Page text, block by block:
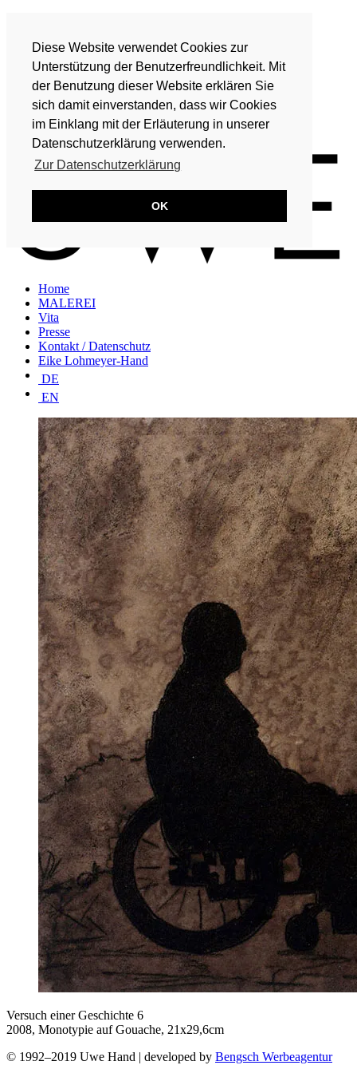
Diese Website verwendet Cookies zur
Unterstützung der Benutzerfreundlichkeit. Mit
der Benutzung dieser Website erklären Sie
sich damit einverstanden, dass wir Cookies
im Einklang mit der Erläuterung in unserer
Datenschutzerklärung verwenden.
Zur Datenschutzerklärung
OK
Vita
Presse
Kontakt / Datenschutz
Eike Lohmeyer-Hand
DE
EN
Home
MALEREI
Vita
Presse
Kontakt / Datenschutz
Eike Lohmeyer-Hand
DE
EN
Versuch einer Geschichte 6
2008, Monotypie auf Gouache, 21x29,6cm
© 1992–2019 Uwe Hand | developed by Bengsch Werbeagentur